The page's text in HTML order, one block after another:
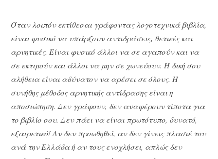
Όταν λοιπόν εκτίθεσαι γράφοντας λογοτεχνικά βιβλία,
είναι φυσικό να υπάρξουν αντιδράσεις, θετικές και
αρνητικές. Είναι φυσικό άλλοι να σε αγαπούν και να
σε εκτιμούν και άλλοι να μην σε χωνεύουν. Η δική σου
αλήθεια είναι αδύνατον να αρέσει σε όλους. Η
συνήθης μέθοδος αρνητικής αντίδρασης είναι η
αποσιώπηση. Δεν γράφουν, δεν αναφέρουν τίποτα για
το βιβλίο σου. Δεν πάει να είναι πρωτότυπο, δυνατό,
εξαιρετικό! Αν δεν προωθηθεί, αν δεν γίνεις πλασιέ του
ανά την Ελλάδα ή αν τους ενοχλήσει, απλώς δεν